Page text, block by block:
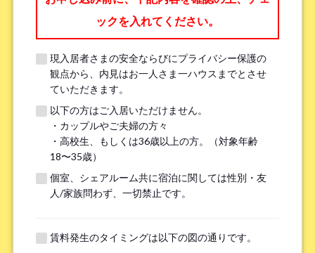
メールアドレス
受信できない状況です。確実に返信を受け取るために、Gmail や Yahoo
など別のメールアドレスをご提供いただけますようお願いいたしま
認ください。）
もし 2～3 日以内に返信がない場合は、LINE またはお電話にてお問い合
ックを入れてください。
現入居者さまの安全ならびにプライバシー保護の
観点から、内見はお一人さま一ハウスまでとさせ
ていただきます。
以下の方はご入居いただけません。
・カップルやご夫婦の方々
・高校生、もしくは36歳以上の方。（対象年齢
18〜35歳）
個室、シェアルーム共に宿泊に関しては性別・友
人/家族問わず、一切禁止です。
賃料発生のタイミングは以下の図の通りです。